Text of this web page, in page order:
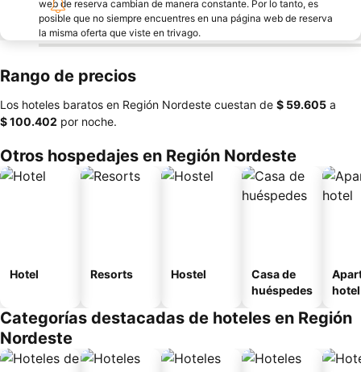
web de reserva cambian de manera constante. Por lo tanto, es
posible que no siempre encuentres en una página web de reserva
la misma oferta que viste en trivago.
Rango de precios
Los hoteles baratos en Región Nordeste cuestan de ‎$ 59.605 a
‎$ 100.402 por noche.
Otros hospedajes en Región Nordeste
Hotel Resorts Hostel
Casa de
huéspedes
hotel
Categorías destacadas de hoteles en Región
Nordeste